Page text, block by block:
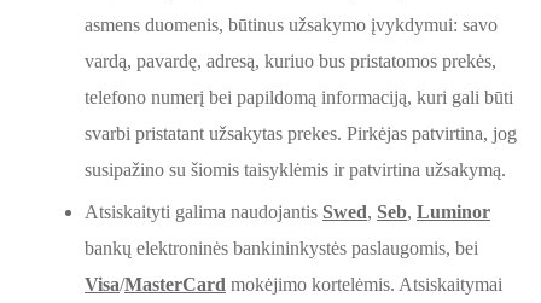
asmens duomenis, būtinus užsakymo įvykdymui: savo
vardą, pavardę, adresą, kuriuo bus pristatomos prekės,
telefono numerį bei papildomą informaciją, kuri gali būti
svarbi pristatant užsakytas prekes. Pirkėjas patvirtina, jog
susipažino su šiomis taisyklėmis ir patvirtina užsakymą.
Atsiskaityti galima naudojantis Swed, Seb, Luminor
bankų elektroninės bankininkystės paslaugomis, bei
Visa/MasterCard mokėjimo kortelėmis. Atsiskaitymai